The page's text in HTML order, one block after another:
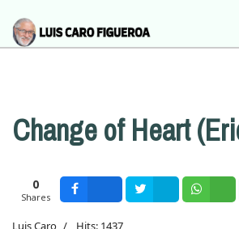
Change of Heart
0
Shares
Luis Caro
Hits: 1437